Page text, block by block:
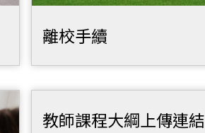
離校手續
教師課程大綱上傳連結